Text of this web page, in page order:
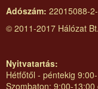
Adószám: 22015088-
© 2011-2017 Hálózat
Nyitvatartás:
Hétfőtől - péntekig
Szombaton: 9:00-13:00